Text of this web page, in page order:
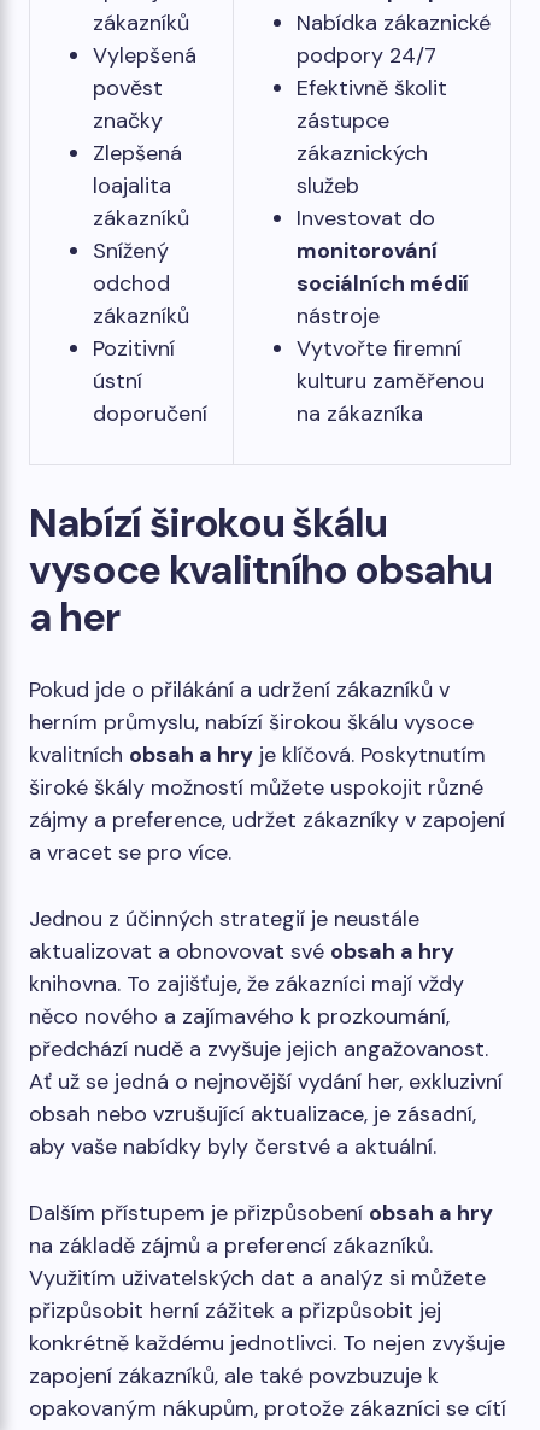
zákazníků
Vylepšená
pověst
značky
Zlepšená
loajalita
zákazníků
Snížený
odchod
zákazníků
Pozitivní
ústní
doporučení
Nabídka zákaznické
podpory 24/7
Efektivně školit
zástupce
zákaznických
služeb
Investovat do
monitorování
sociálních médií
nástroje
Vytvořte firemní
kulturu zaměřenou
na zákazníka
Nabízí širokou škálu
vysoce kvalitního obsahu
a her
Pokud jde o přilákání a udržení zákazníků v
herním průmyslu, nabízí širokou škálu vysoce
kvalitních obsah a hry je klíčová. Poskytnutím
široké škály možností můžete uspokojit různé
zájmy a preference, udržet zákazníky v zapojení
a vracet se pro více.
Jednou z účinných strategií je neustále
aktualizovat a obnovovat své obsah a hry
knihovna. To zajišťuje, že zákazníci mají vždy
něco nového a zajímavého k prozkoumání,
předchází nudě a zvyšuje jejich angažovanost.
Ať už se jedná o nejnovější vydání her, exkluzivní
obsah nebo vzrušující aktualizace, je zásadní,
aby vaše nabídky byly čerstvé a aktuální.
Dalším přístupem je přizpůsobení obsah a hry
na základě zájmů a preferencí zákazníků.
Využitím uživatelských dat a analýz si můžete
přizpůsobit herní zážitek a přizpůsobit jej
konkrétně každému jednotlivci. To nejen zvyšuje
zapojení zákazníků, ale také povzbuzuje k
opakovaným nákupům, protože zákazníci se cítí